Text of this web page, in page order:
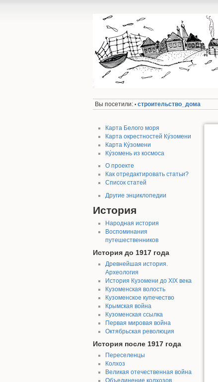
Вы посетили: • строительство_дома
Карта Белого моря
Карта окрестностей Кýзомени
Карта Кýзомени
Кýзомень из космоса
О проекте
Как отредактировать статьи?
Список статей
Другие энциклопедии
История
Народная история
Воспоминания
путешественников
История до 1917 года
Древнейшая история.
Археология
История Кузомени до XIX века
Кузоменская волость
Кузоменское купечество
Крымская война
Кузоменская ссылка
Первая мировая война
Октябрьская революция
История после 1917 года
Переселенцы
Колхоз
Великая отечественная война
Объединение колхозов